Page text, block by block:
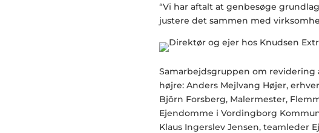
“Vi har aftalt at genbesøge
justere det sammen med
Samarbejdsgruppen om revidering
højre: Anders Mejlvang Højer,
Björn Forsberg, Malermester,
Ejendomme i Vordingborg
Klaus Ingerslev Jensen, teamleder